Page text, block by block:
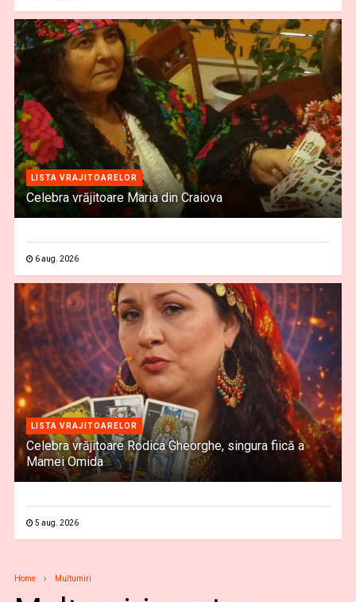
LISTA VRAJITOARELOR
Celebra vrăjitoare Maria din Craiova
6 aug. 2026
LISTA VRAJITOARELOR
Celebra vrăjitoare Rodica Gheorghe, singura fiică a
Mamei Omida
5 aug. 2026
Home Multumiri